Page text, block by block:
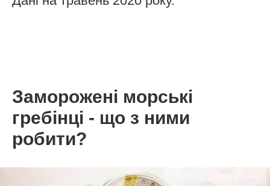
Заморожені морські
гребінці - що з ними
робити?